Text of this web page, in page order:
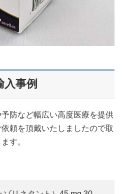
事例
防など幅広い高度医療を提供
頼を頂戴いたしましたので取
す。